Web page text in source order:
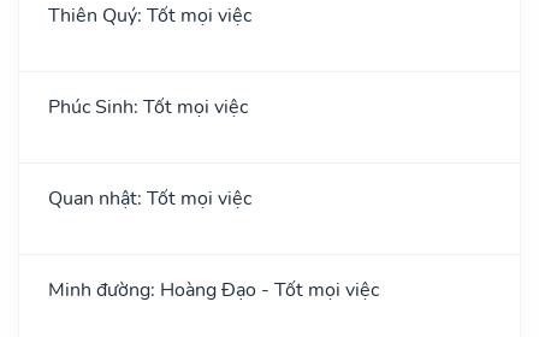
Thiên Quý: Tốt mọi việc
Phúc Sinh: Tốt mọi việc
Quan nhật: Tốt mọi việc
Minh đường: Hoàng Đạo - Tốt mọi việc